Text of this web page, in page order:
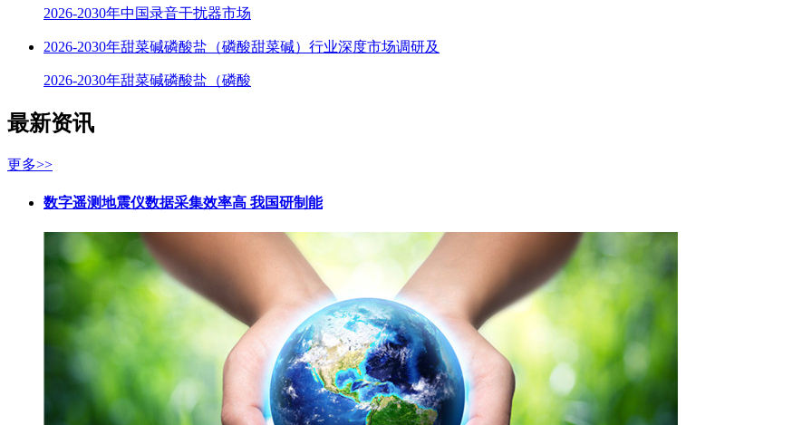
2026-2030年中国录音干扰器市场
2026-2030年甜菜碱磷酸盐（磷酸甜菜碱）行业深度市场调研及
2026-2030年甜菜碱磷酸盐（磷酸
最新资讯
更多>>
数字遥测地震仪数据采集效率高 我国研制能